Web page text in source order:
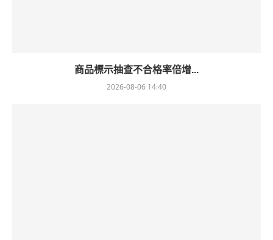
商品標示抽查不合格率倍增...
2026-08-06 14:40